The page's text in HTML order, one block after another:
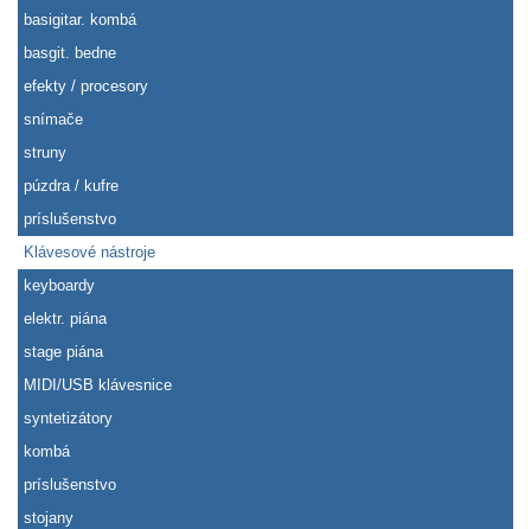
basigitar. kombá
basgit. bedne
efekty / procesory
snímače
struny
púzdra / kufre
príslušenstvo
Klávesové nástroje
keyboardy
elektr. piána
stage piána
MIDI/USB klávesnice
syntetizátory
kombá
príslušenstvo
stojany